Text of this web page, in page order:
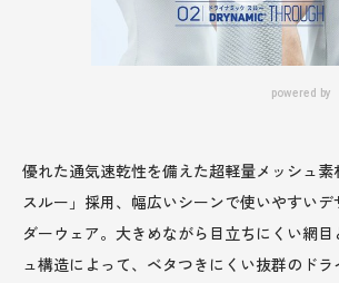
powered by
優れた通気速乾性を備えた超軽量メッシュ素
スルー」採用、幅広いシーンで使いやすい
ダーウェア。大きめながら目立ちにくい網
ュ構造によって、ベタつきにくい抜群のドラ